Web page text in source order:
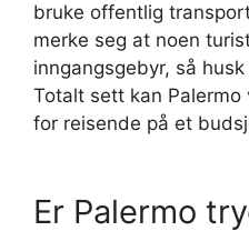
bruke offentlig
merke seg at noen
inngangsgebyr, så
Totalt sett kan
for reisende på et
Er Palermo